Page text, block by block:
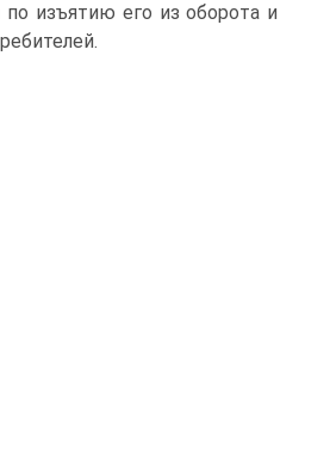
изъятию его из оборота и